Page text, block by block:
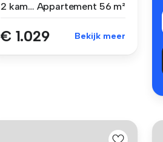
2 kamers Appartement 56 m²
€ 1.029 Bekijk meer